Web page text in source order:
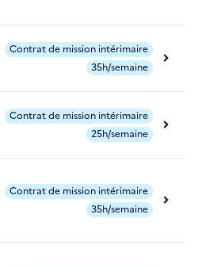
Contrat de mission intérimaire
35h/semaine
Contrat de mission intérimaire
25h/semaine
Contrat de mission intérimaire
35h/semaine